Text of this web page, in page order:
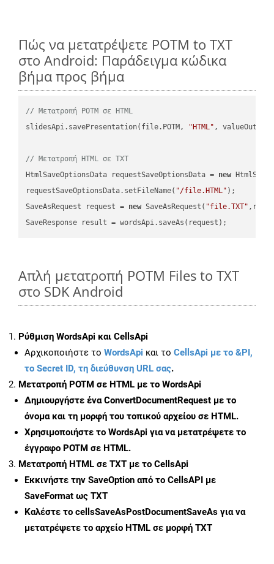
Πώς να μετατρέψετε POTM to TXT
στο Android: Παράδειγμα κώδικα
βήμα προς βήμα
// Μετατροπή POTM σε HTML
slidesApi.savePresentation(file.POTM,
"HTML" ,
// Μετατροπή HTML σε TXT
HtmlSaveOptionsData requestSaveOptionsData = new
requestSaveOptionsData.setFileName( "/file.HTML" );
SaveAsRequest request = new SaveAsRequest( "file.TXT"
Απλή μετατροπή POTM Files to TXT
στο SDK Android
Ρύθμιση WordsApi και CellsApi
Αρχικοποιήστε το WordsApi και το CellsApi με το &PI,
το Secret ID, τη διεύθυνση URL σας.
Μετατροπή POTM σε HTML με το WordsApi
Δημιουργήστε έναConvertDocumentRequest με το
όνομα και τη μορφή του τοπικού αρχείου σε HTML.
Χρησιμοποιήστε το WordsApi για να μετατρέψετε το
έγγραφο POTM σε HTML.
Μετατροπή HTML σε TXT με το CellsApi
Εκκινήστε την SaveOption από το CellsAPI με
SaveFormat ως TXT
Καλέστε το cellsSaveAsPostDocumentSaveAs για να
μετατρέψετε το αρχείο HTML σε μορφή TXT